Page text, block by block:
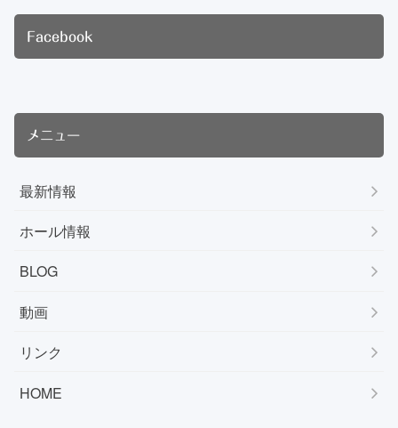
Facebook
メニュー
最新情報
ホール情報
BLOG
動画
リンク
HOME